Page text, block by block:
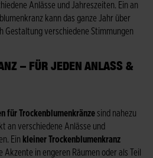
Anlässe und Jahreszeiten. Ein an
kann das ganze Jahr über
Gestaltung verschiedene Stimmungen
– FÜR JEDEN ANLASS &
für Trockenblumenkränzesind nahezu
an verschiedene Anlässe und
Ein kleiner Trockenblumenkranz
in engeren Räumen oder als Teil